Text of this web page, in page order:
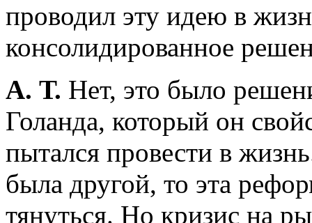
проводил эту идею в
консолидированное
А. Т. Нет, это было
Голанда, который он
пытался провести в
была другой, то эта
тянуться. Но кризис на